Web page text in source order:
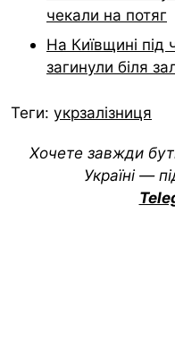
чекали на потяг
На Київщині під
загинули біля
Теги: укрзалізниця
Хочете завжди
Україні —